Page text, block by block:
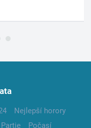
Nejlepší horory
Partie
Počasí